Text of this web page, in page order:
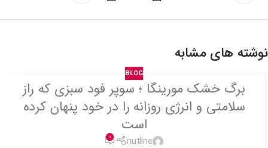
نوشته های مشابه
BLOG
برگ خشک مورینگا ؛ سوپر فود سبزی که راز
سلامتی و انرژی روزانه را در خود پنهان کرده
است
nutline
0